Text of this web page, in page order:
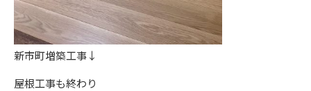
新市町増築工事↓
屋根工事も終わり